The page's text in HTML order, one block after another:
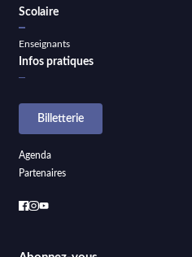
Scolaire
Enseignants
Infos pratiques
Billetterie
Agenda
Partenaires